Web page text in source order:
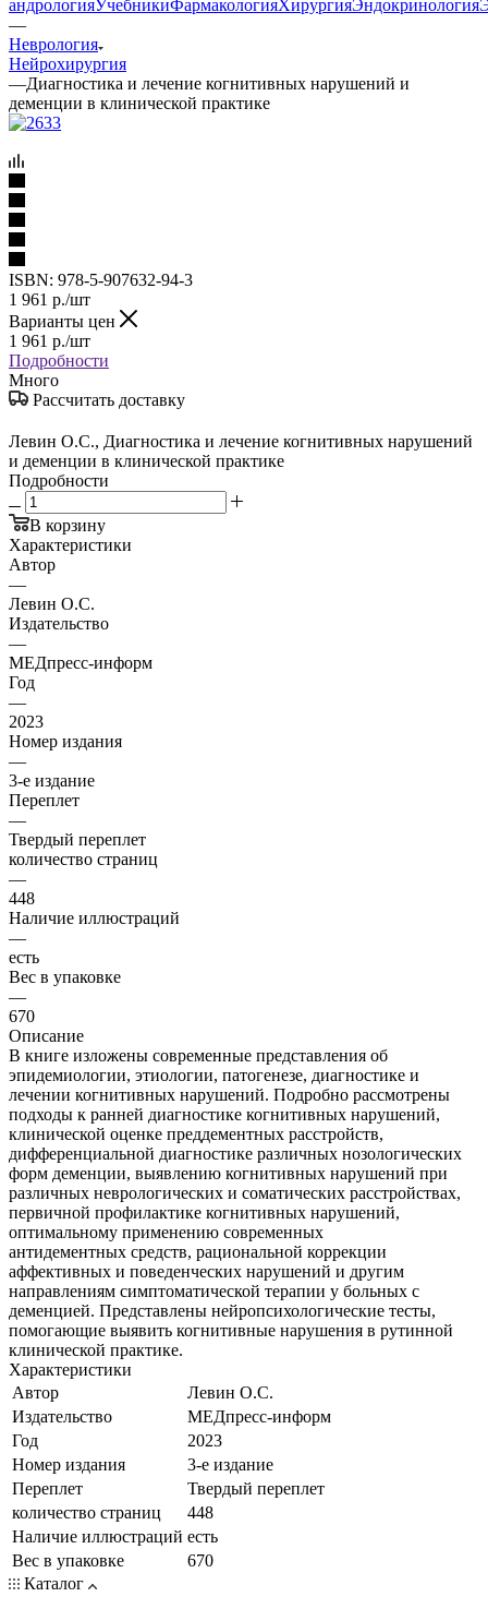
андрологияУчебникиФармакологияХирургияЭндокринология
—
Неврология
Нейрохирургия
—Диагностика и лечение когнитивных нарушений и
деменции в клинической практике
ISBN: 978-5-907632-94-3
1 961 р./шт
Варианты цен
1 961 р./шт
Подробности
Много
Рассчитать доставку
Левин О.С., Диагностика и лечение когнитивных нарушений
и деменции в клинической практике
Подробности
В корзину
Характеристики
Автор
—
Левин О.С.
Издательство
—
МЕДпресс-информ
Год
—
2023
Номер издания
—
3-е издание
Переплет
—
Твердый переплет
количество страниц
—
448
Наличие иллюстраций
—
есть
Вес в упаковке
—
670
Описание
В книге изложены современные представления об
эпидемиологии, этиологии, патогенезе, диагностике и
лечении когнитивных нарушений. Подробно рассмотрены
подходы к ранней диагностике когнитивных нарушений,
клинической оценке преддементных расстройств,
дифференциальной диагностике различных нозологических
форм деменции, выявлению когнитивных нарушений при
различных неврологических и соматических расстройствах,
первичной профилактике когнитивных нарушений,
оптимальному применению современных
антидементных средств, рациональной коррекции
аффективных и поведенческих нарушений и другим
направлениям симптоматической терапии у больных с
деменцией. Представлены нейропсихологические тесты,
помогающие выявить когнитивные нарушения в рутинной
клинической практике.
Характеристики
Автор
Левин О.С.
Издательство
МЕДпресс-информ
Год
2023
Номер издания
3-е издание
Переплет
Твердый переплет
количество страниц
448
Наличие иллюстраций есть
Вес в упаковке
670
Каталог